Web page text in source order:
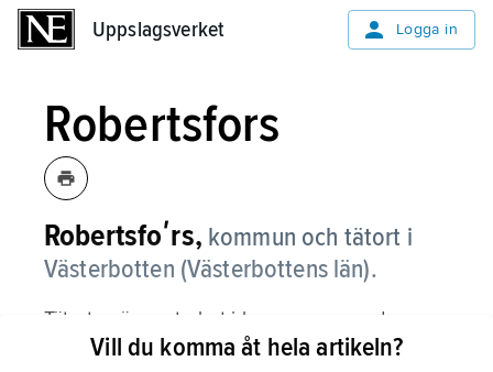
Uppslagsverket Logga in
Robertsfors
Robertsfoʹrs, kommun och tätort i
Västerbotten (Västerbottens län).
Tätorten är centralort i kommunen med
samma namn.
Vill du komma åt hela artikeln?